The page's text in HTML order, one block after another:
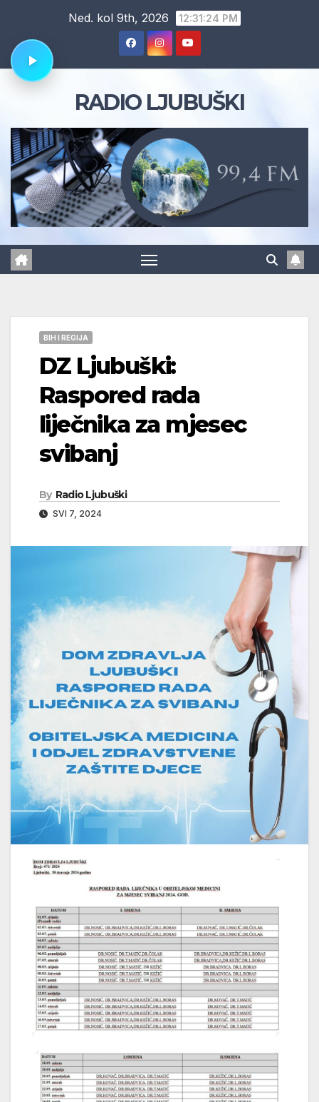
content
Ned. kol 9th, 2026 12:31:25 PM
RADIO LJUBUŠKI
BIH I REGIJA
DZ Ljubuški:
Raspored rada
liječnika za mjesec
svibanj
By Radio Ljubuški
SVI 7, 2024